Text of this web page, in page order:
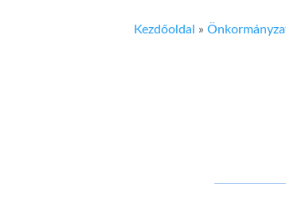
Kezdőoldal »